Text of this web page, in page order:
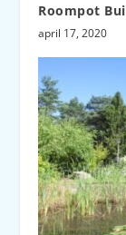
Roompot
april 17, 2020